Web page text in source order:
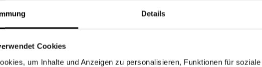
Details
Cookies
um Inhalte und Anzeigen zu personalisieren, Funktionen für
ist dies nach spätestens 90 Tagen der Fall.
der Website und die Speicherung der Daten in Log-Files ist
des Nutzers keine Widerspruchsmöglichkeit.